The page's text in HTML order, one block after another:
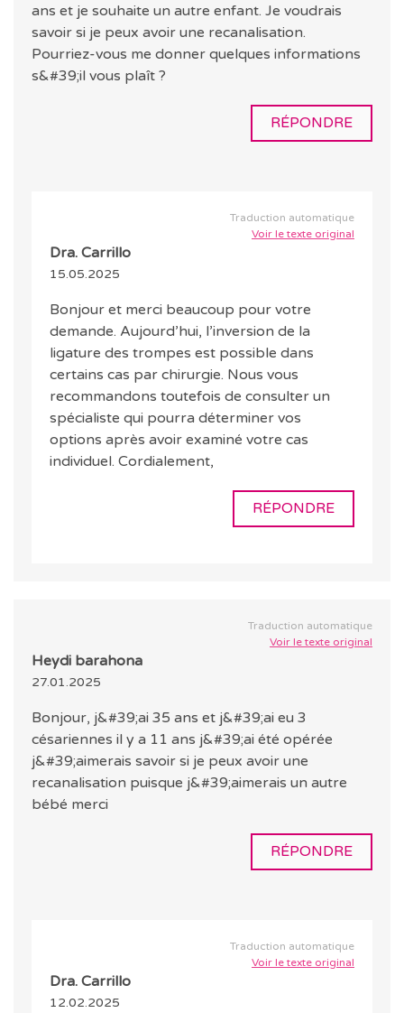
ans et je souhaite un autre enfant. Je voudrais
savoir si je peux avoir une recanalisation.
Pourriez-vous me donner quelques informations
s&#39;il vous plaît ?
RÉPONDRE
Traduction automatique
Voir le texte original
Dra. Carrillo
15.05.2025
Bonjour et merci beaucoup pour votre
demande. Aujourd’hui, l’inversion de la
ligature des trompes est possible dans
certains cas par chirurgie. Nous vous
recommandons toutefois de consulter un
spécialiste qui pourra déterminer vos
options après avoir examiné votre cas
individuel. Cordialement,
RÉPONDRE
Traduction automatique
Voir le texte original
Heydi barahona
27.01.2025
Bonjour, j&#39;ai 35 ans et j&#39;ai eu 3
césariennes il y a 11 ans j&#39;ai été opérée
j&#39;aimerais savoir si je peux avoir une
recanalisation puisque j&#39;aimerais un autre
bébé merci
RÉPONDRE
Traduction automatique
Voir le texte original
Dra. Carrillo
12.02.2025